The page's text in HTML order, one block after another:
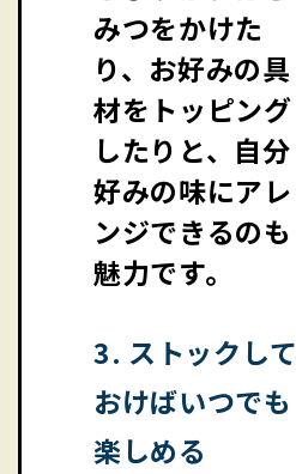
みつをかけた
り、お好みの具
材をトッピング
したりと、自分
好みの味にアレ
ンジできるのも
魅力です。
3. ストックして
おけばいつでも
楽しめる